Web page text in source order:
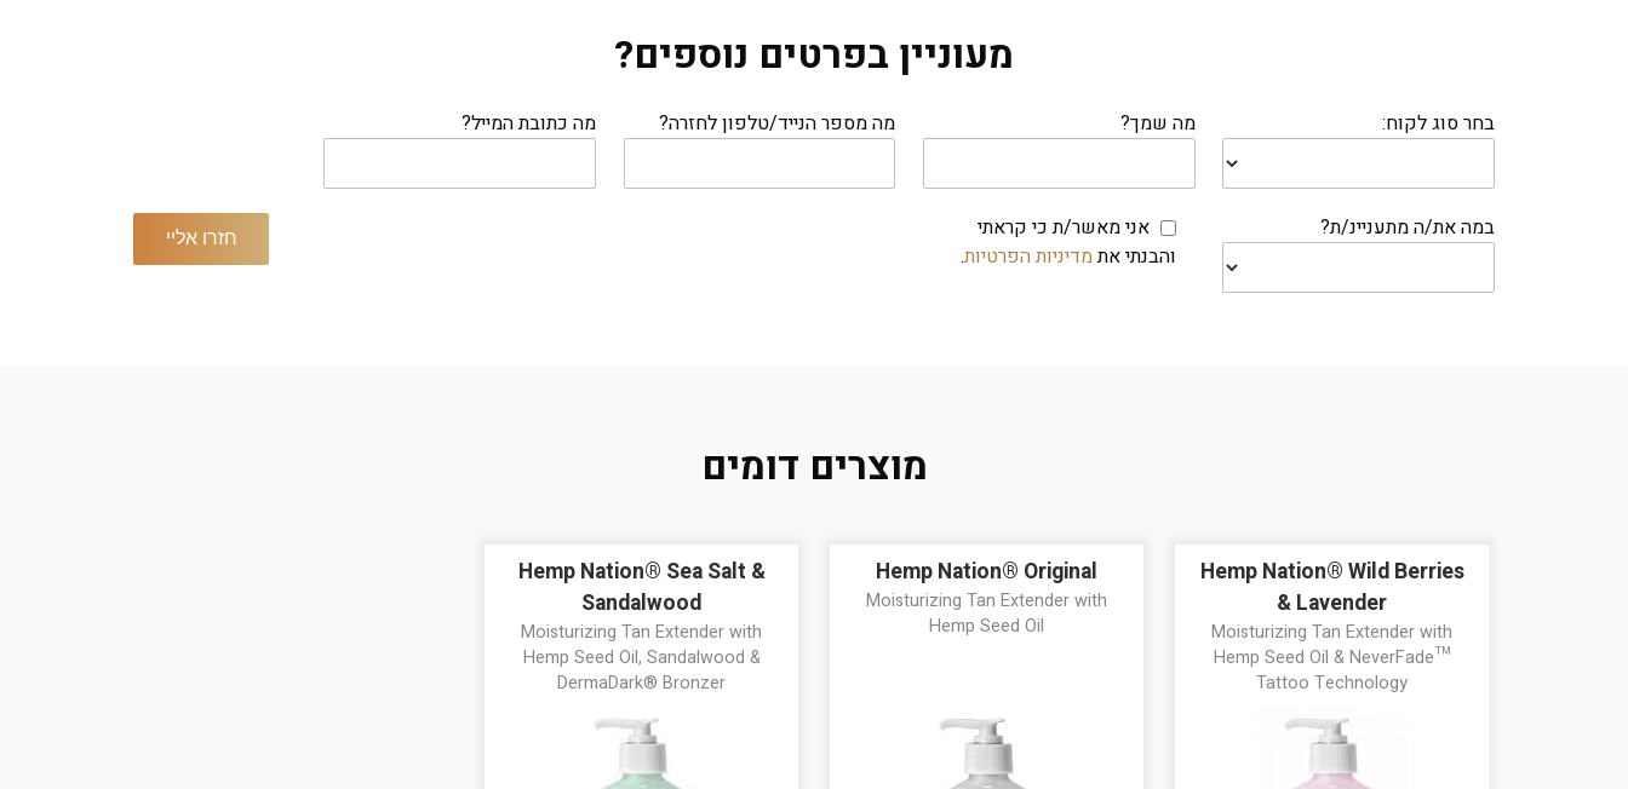
מעוניין בפרטים נוספים?
בחר סוג לקוח: מה שמך? מה מספר הנייד/טלפון לחזרה? מה כתובת המייל?
במה את/ה מתעניינ/ת?
אני מאשר/ת כי קראתי
והבנתי אתמדיניות הפרטיות.
מוצרים דומים
Hemp Nation® Wild Berries
& Lavender
Moisturizing Tan Extender with
Hemp Seed Oil & NeverFade™
Tattoo Technology
Hemp Nation® Original
Moisturizing Tan Extender with
Hemp Seed Oil
Hemp Nation® Sea Salt &
Sandalwood
Moisturizing Tan Extender with
Hemp Seed Oil, Sandalwood &
DermaDark® Bronzer